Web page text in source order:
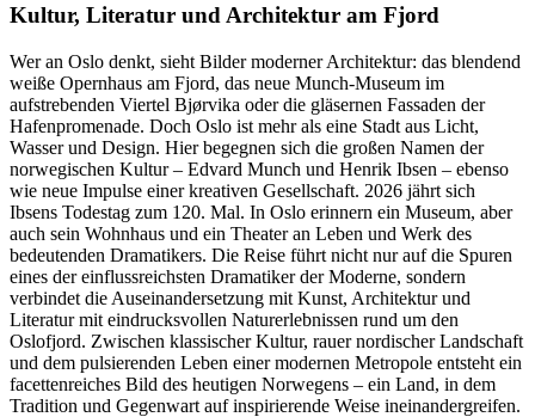
Kultur, Literatur und Architektur am Fjord
Wer an Oslo denkt, sieht Bilder moderner Architektur: das blendend
weiße Opernhaus am Fjord, das neue Munch-Museum im
aufstrebenden Viertel Bjørvika oder die gläsernen Fassaden der
Hafenpromenade. Doch Oslo ist mehr als eine Stadt aus Licht,
Wasser und Design. Hier begegnen sich die großen Namen der
norwegischen Kultur – Edvard Munch und Henrik Ibsen – ebenso
wie neue Impulse einer kreativen Gesellschaft. 2026 jährt sich
Ibsens Todestag zum 120. Mal. In Oslo erinnern ein Museum, aber
auch sein Wohnhaus und ein Theater an Leben und Werk des
bedeutenden Dramatikers. Die Reise führt nicht nur auf die Spuren
eines der einflussreichsten Dramatiker der Moderne, sondern
verbindet die Auseinandersetzung mit Kunst, Architektur und
Literatur mit eindrucksvollen Naturerlebnissen rund um den
Oslofjord. Zwischen klassischer Kultur, rauer nordischer Landschaft
und dem pulsierenden Leben einer modernen Metropole entsteht ein
facettenreiches Bild des heutigen Norwegens – ein Land, in dem
Tradition und Gegenwart auf inspirierende Weise ineinandergreifen.